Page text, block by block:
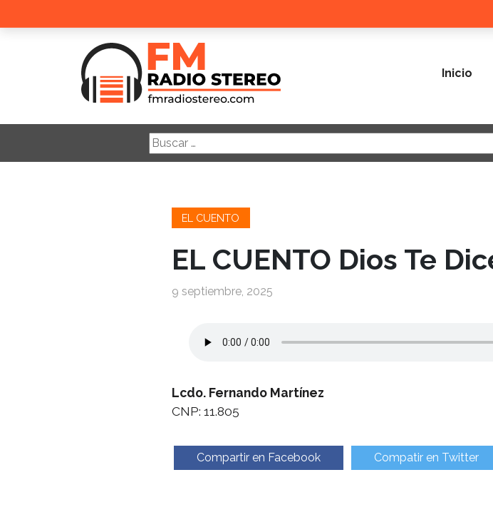
Inicio
Buscar:
EL CUENTO
EL CUENTO Dios Te
9 septiembre, 2025
Lcdo. Fernando Martínez
CNP: 11.805
Compartir en Facebook Compatir en Twitter